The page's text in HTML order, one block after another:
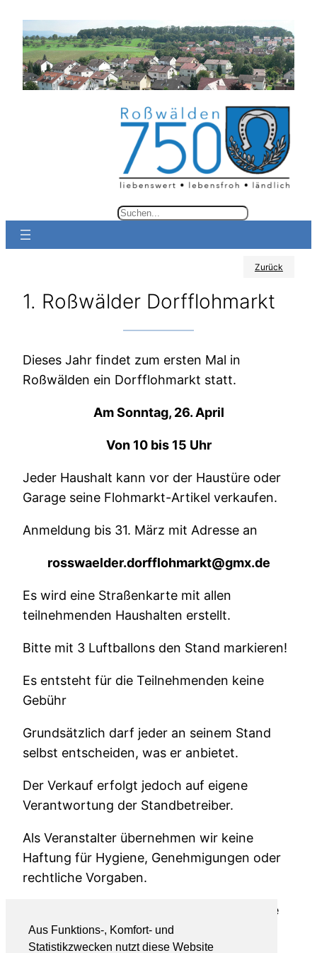
Aus Funktions-, Komfort- und
Statistikzwecken nutzt diese Website
Inhalt
springen
S
c
e
n
Zurück
1. Roßwälder Dorfflohmarkt
Dieses Jahr findet zum ersten Mal in
Roßwälden ein Dorfflohmarkt statt.
Am Sonntag, 26. April
Von 10 bis 15 Uhr
Jeder Haushalt kann vor der Haustüre oder
Garage seine Flohmarkt-Artikel verkaufen.
Anmeldung bis 31. März mit Adresse an
rosswaelder.dorfflohmarkt@gmx.de
Es wird eine Straßenkarte mit allen
teilnehmenden Haushalten erstellt.
Bitte mit 3 Luftballons den Stand markieren!
Es entsteht für die Teilnehmenden keine
Gebühr
Grundsätzlich darf jeder an seinem Stand
selbst entscheiden, was er anbietet.
Der Verkauf erfolgt jedoch auf eigene
Verantwortung der Standbetreiber.
Als Veranstalter übernehmen wir keine
Haftung für Hygiene, Genehmigungen oder
rechtliche Vorgaben.
Wir freuen uns auf viele spannende Stände
im Dorf und einen erfolgreichen ersten
Dorfflohmarkt!